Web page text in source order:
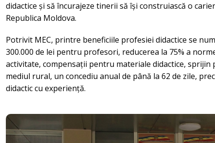
didactice și să încurajeze tinerii să își construiască o
Republica Moldova.
Potrivit MEC, printre beneficiile profesiei didactice se
300.000 de lei pentru profesori, reducerea la 75% a
activitate, compensații pentru materiale didactice,
mediul rural, un concediu anual de până la 62 de zile,
didactic cu experiență.